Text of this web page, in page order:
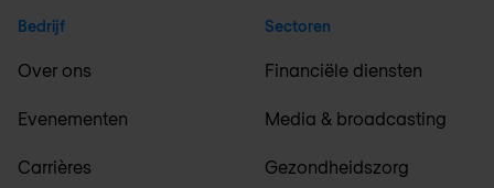
Bedrijf
Over ons
Evenementen
Carrières
Sectoren
Financiële diensten
Media & broadcasting
Gezondheidszorg